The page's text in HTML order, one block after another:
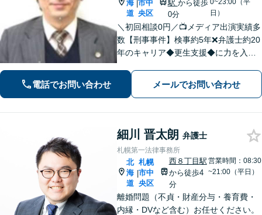
海
道
|市中
央区
駅 から徒歩
0分
0~23:00（平
日）
＼初回相談0円／📺メディア出演実績多
数【刑事事件】検事約5年❌弁護士約20
年のキャリア◆更生支援◆に力を入れ
【交通事故】民事・刑事両面で真実を
追求し、適切な対応を求めて尽力しま
電話でお問い合わせ メールでお問い合わせ
細川 晋太朗 弁護士
札幌第一法律事務所
北
海
道
|
札幌
市中
央区
西８丁目駅
から徒歩4
分
営業時間：08:30
~21:00（平日）
離婚問題（不貞・財産分与・養育費・
内縁・DVなど含む）お任せください。